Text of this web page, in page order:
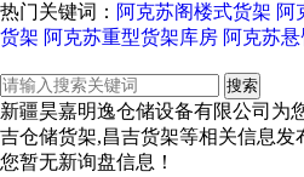
热门关键词： 阿克苏阁楼式货架 阿
货架 阿克苏重型货架库房 阿克苏
新疆昊嘉明逸仓储设备有限公司为
吉仓储货架,昌吉货架等相关信息发
您暂无新询盘信息！